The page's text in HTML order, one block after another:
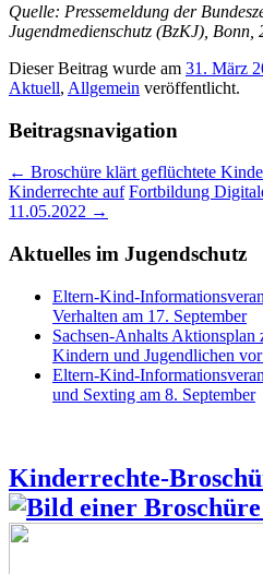
Quelle: Pressemeldung der
Jugendmedienschutz (BzKJ), Bonn,
Dieser Beitrag wurde am 31. März
Aktuell, Allgemein veröffentlicht.
Beitragsnavigation
← Broschüre klärt geflüchtete
Kinderrechte auf Fortbildung
11.05.2022 →
Aktuelles im Jugendschutz
Eltern-Kind-
Verhalten am 17. September
Sachsen-Anhalts Aktionsplan
Kindern und Jugendlichen
Eltern-Kind-
und Sexting am 8. September
Kinderrechte-